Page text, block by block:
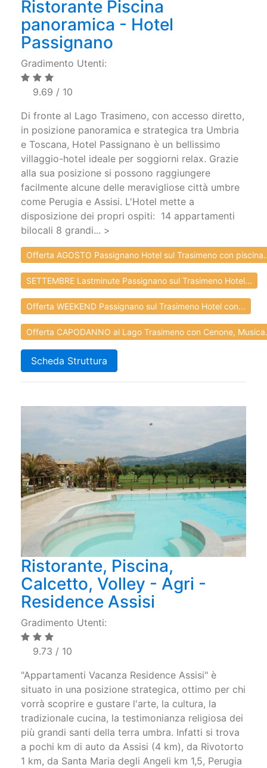
Ristorante Piscina
panoramica - Hotel
Passignano
Gradimento Utenti:
9.69 / 10
Di fronte al Lago Trasimeno, con accesso diretto,
in posizione panoramica e strategica tra Umbria
e Toscana, Hotel Passignano è un bellissimo
villaggio-hotel ideale per soggiorni relax. Grazie
alla sua posizione si possono raggiungere
facilmente alcune delle meravigliose città umbre
come Perugia e Assisi. L'Hotel mette a
disposizione dei propri ospiti: 14 appartamenti
bilocali 8 grandi... >
Offerta AGOSTO Passignano Hotel sul Trasimeno con
SETTEMBRE Lastminute Passignano sul Trasimeno Hotel...
Offerta WEEKEND Passignano sul Trasimeno Hotel con...
Offerta CAPODANNO al Lago Trasimeno con Cenone,
Scheda Struttura
Ristorante, Piscina,
Calcetto, Volley - Agri -
Residence Assisi
Gradimento Utenti:
9.73 / 10
"Appartamenti Vacanza Residence Assisi" è
situato in una posizione strategica, ottimo per chi
vorrà scoprire e gustare l'arte, la cultura, la
tradizionale cucina, la testimonianza religiosa dei
più grandi santi della terra umbra. Infatti si trova
a pochi km di auto da Assisi (4 km), da Rivotorto
1 km, da Santa Maria degli Angeli km 1,5, Perugia